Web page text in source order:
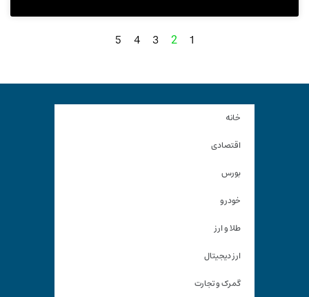
1
2
3
4
5
خانه
اقتصادی
بورس
خودرو
طلا و ارز
ارز دیجیتال
گمرک و تجارت